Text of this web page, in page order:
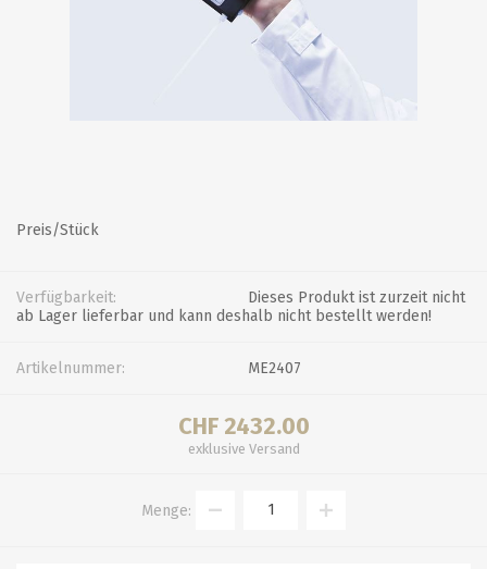
Preis/Stück
Verfügbarkeit:
Dieses Produkt ist zurzeit nicht
ab Lager lieferbar und kann deshalb nicht bestellt werden!
Artikelnummer: ME2407
CHF 2432.00
exklusive Versand
Menge: